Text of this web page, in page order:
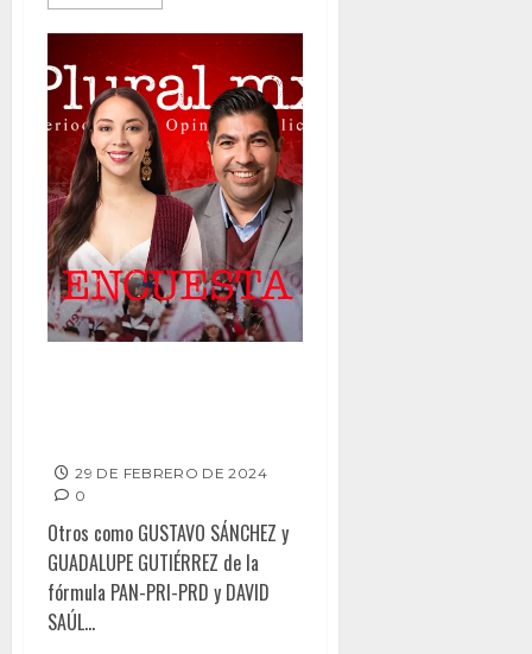
29 DE FEBRERO DE 2024
0
Otros como GUSTAVO SÁNCHEZ y
GUADALUPE GUTIÉRREZ de la
fórmula PAN-PRI-PRD y DAVID
SAÚL...